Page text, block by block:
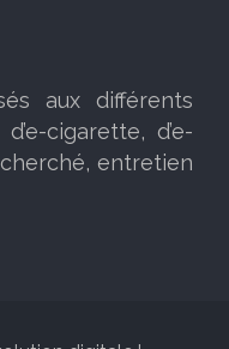
aux différents
cigarette, d’e-
entretien